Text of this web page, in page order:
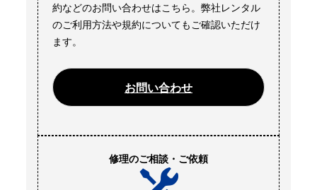
約などのお問い合わせはこちら。弊社レンタル
のご利用方法や規約についてもご確認いただけ
ます。
お問い合わせ
修理のご相談・ご依頼